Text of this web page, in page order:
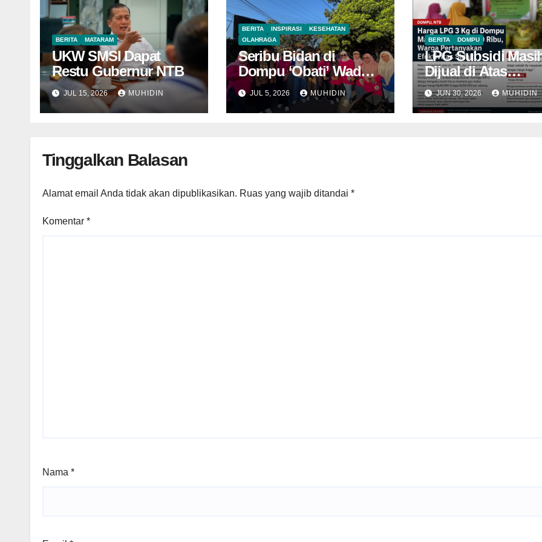
BERITA MATARAM
UKW SMSI Dapat
Restu Gubernur NTB
JUL 15, 2026 MUHIDIN
BERITA INSPIRASI
KESEHATAN
OLAHRAGA
Seribu Bidan di
Dompu ‘Obati’ Wadu
Jao
JUL 5, 2026 MUHIDIN
BERITA DOMPU
LPG Subsidi
Dijual di Atas
HET, Sidak
Belum Mampu
Menekan Harga
JUN 30, 2026 MUHIDIN
Tinggalkan Balasan
Alamat email Anda tidak akan dipublikasikan. Ruas yang wajib ditandai *
Komentar *
Nama *